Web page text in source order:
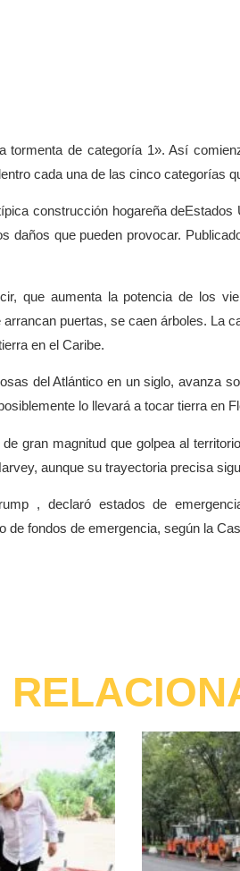
tormenta de categoría 1». Así
cada una de las cinco categorías
construcción hogareña
daños que pueden provocar.
que aumenta la potencia de los
puertas, se caen árboles. La
en el Caribe.
del Atlántico en un siglo, avanza
lo llevará a tocar tierra en
gran magnitud que golpea al
aunque su trayectoria precisa
, declaró estados de
de fondos de emergencia, según la